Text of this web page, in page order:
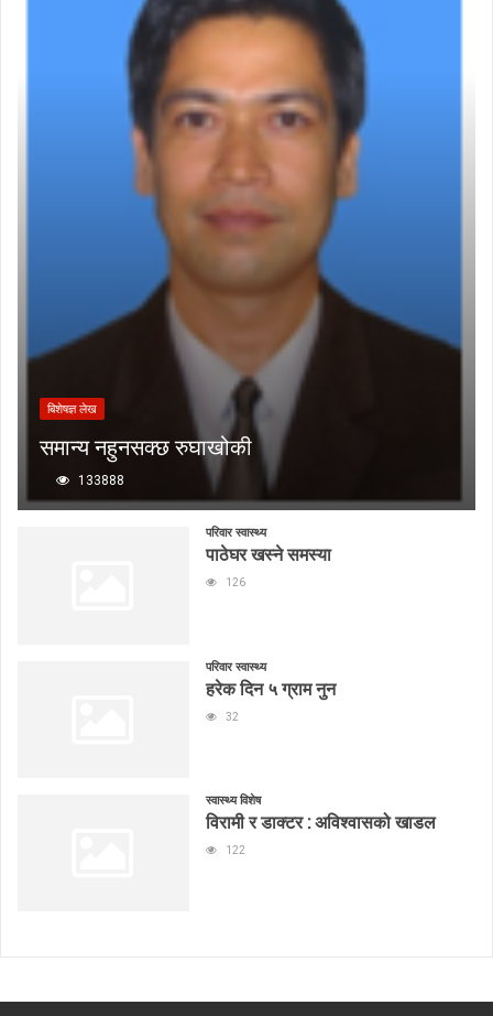
बिशेषज्ञ लेख
समान्य नहुनसक्छ रुघाखोकी
133888
परिवार स्वास्थ्य
पाठेघर खस्ने समस्या
126
परिवार स्वास्थ्य
हरेक दिन ५ ग्राम नुन
32
स्वास्थ्य विशेष
विरामी र डाक्टर : अविश्वासको खाडल
122